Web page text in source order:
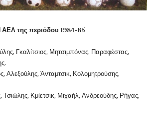
ΑΕΛ της περιόδου 1984-85
Γκαλίτσιος, Μητσιμπόνας, Παραφέστας,
Αλεξούλης, Άνταμτσικ, Κολομητρούσης,
Τσιώλης, Κμίετσικ, Μιχαήλ, Ανδρεούδης, Ρήγας,